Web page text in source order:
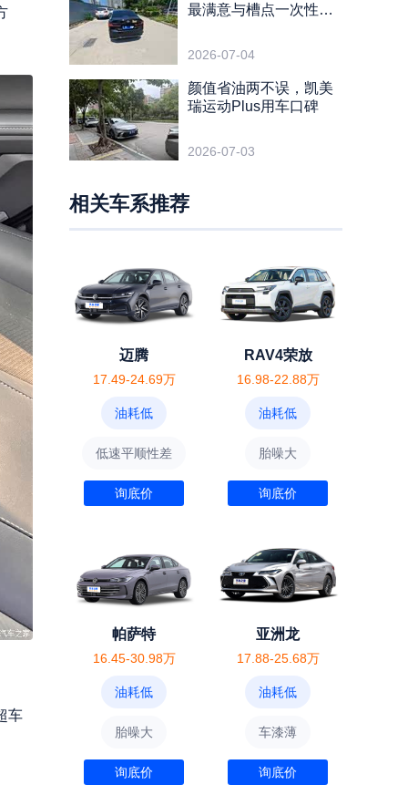
车
最满意与槽点一次性讲
2026-07-04
颜值省油两不误，凯美
瑞运动Plus用车口碑
2026-07-03
相关车系推荐
迈腾
17.49-24.69万
油耗低
低速平顺性差
询底价
RAV4荣放
16.98-22.88万
油耗低
胎噪大
询底价
帕萨特
16.45-30.98万
油耗低
胎噪大
询底价
亚洲龙
17.88-25.68万
油耗低
车漆薄
询底价